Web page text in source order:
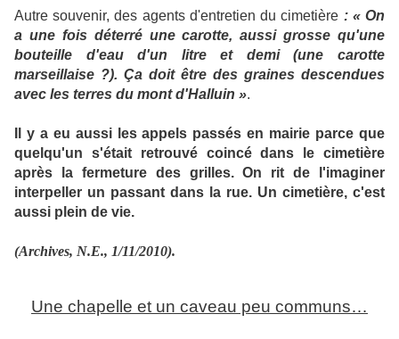
Autre souvenir, des agents d'entretien du cimetière : « On
a une fois déterré une carotte, aussi grosse qu'une
bouteille d'eau d'un litre et demi (une carotte
marseillaise ?). Ça doit être des graines descendues
avec les terres du mont d'Halluin ».
Il y a eu aussi les appels passés en mairie parce que
quelqu'un s'était retrouvé coincé dans le cimetière
après la fermeture des grilles. On rit de l'imaginer
interpeller un passant dans la rue. Un cimetière, c'est
aussi plein de vie.
(Archives, N.E., 1/11/2010).
Une chapelle et un caveau peu communs…